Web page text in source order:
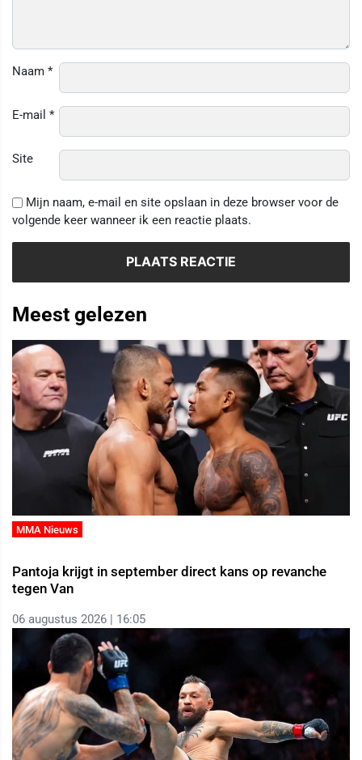
Naam *
E-mail *
Site
Mijn naam, e-mail en site opslaan in deze browser voor de
volgende keer wanneer ik een reactie plaats.
Meest gelezen
MMA Nieuws
Pantoja krijgt in september direct kans op revanche
tegen Van
06 augustus 2026 | 16:05